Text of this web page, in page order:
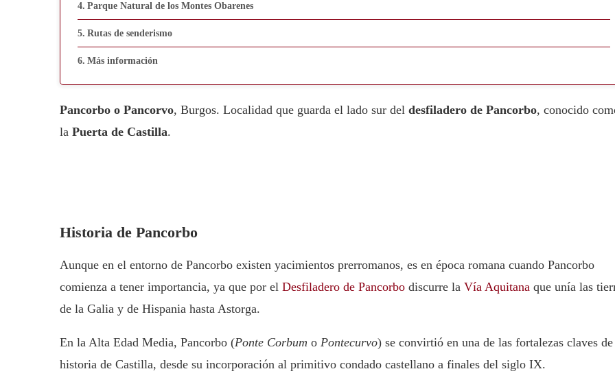
Parque Natural de los Montes Obarenes
Rutas de senderismo
Más información
Pancorbo o Pancorvo, Burgos. Localidad que guarda el lado sur del desfiladero de Pancorbo, conocido
la Puerta de Castilla.
Historia de Pancorbo
Aunque en el entorno de Pancorbo existen yacimientos prerromanos, es en época romana cuando Pancorbo
comienza a tener importancia, ya que por el Desfiladero de Pancorbo discurre la Vía Aquitana que unía las
de la Galia y de Hispania hasta Astorga.
En la Alta Edad Media, Pancorbo (Ponte Corbum o Pontecurvo) se convirtió en una de las fortalezas claves
historia de Castilla, desde su incorporación al primitivo condado castellano a finales del siglo IX.